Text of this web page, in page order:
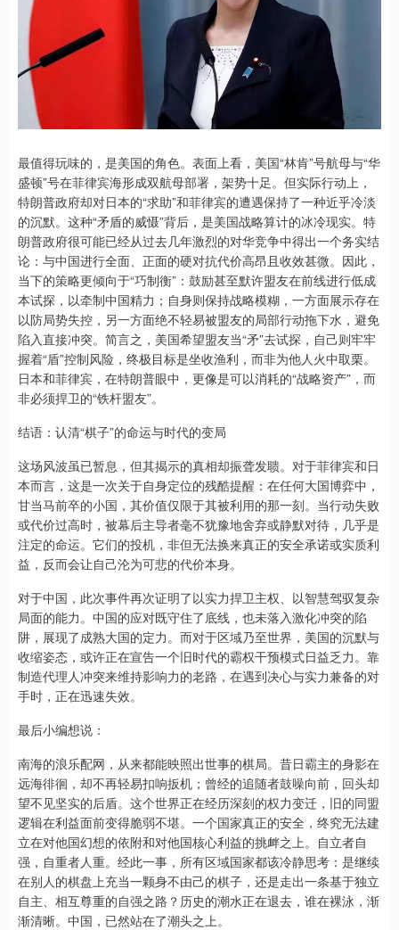
最值得玩味的，是美国的角色。表面上看，美国“林肯”号航母与“华
盛顿”号在菲律宾海形成双航母部署，架势十足。但实际行动上，
特朗普政府却对日本的“求助”和菲律宾的遭遇保持了一种近乎冷淡
的沉默。这种“矛盾的威慑”背后，是美国战略算计的冰冷现实。特
朗普政府很可能已经从过去几年激烈的对华竞争中得出一个务实结
论：与中国进行全面、正面的硬对抗代价高昂且收效甚微。因此，
当下的策略更倾向于“巧制衡”：鼓励甚至默许盟友在前线进行低成
本试探，以牵制中国精力；自身则保持战略模糊，一方面展示存在
以防局势失控，另一方面绝不轻易被盟友的局部行动拖下水，避免
陷入直接冲突。简言之，美国希望盟友当“矛”去试探，自己则牢牢
握着“盾”控制风险，终极目标是坐收渔利，而非为他人火中取栗。
日本和菲律宾，在特朗普眼中，更像是可以消耗的“战略资产”，而
非必须捍卫的“铁杆盟友”。
结语：认清“棋子”的命运与时代的变局
这场风波虽已暂息，但其揭示的真相却振聋发聩。对于菲律宾和日
本而言，这是一次关于自身定位的残酷提醒：在任何大国博弈中，
甘当马前卒的小国，其价值仅限于其被利用的那一刻。当行动失败
或代价过高时，被幕后主导者毫不犹豫地舍弃或静默对待，几乎是
注定的命运。它们的投机，非但无法换来真正的安全承诺或实质利
益，反而会让自己沦为可悲的代价本身。
对于中国，此次事件再次证明了以实力捍卫主权、以智慧驾驭复杂
局面的能力。中国的应对既守住了底线，也未落入激化冲突的陷
阱，展现了成熟大国的定力。而对于区域乃至世界，美国的沉默与
收缩姿态，或许正在宣告一个旧时代的霸权干预模式日益乏力。靠
制造代理人冲突来维持影响力的老路，在遇到决心与实力兼备的对
手时，正在迅速失效。
最后小编想说：
南海的浪乐配网，从来都能映照出世事的棋局。昔日霸主的身影在
远海徘徊，却不再轻易扣响扳机；曾经的追随者鼓噪向前，回头却
望不见坚实的后盾。这个世界正在经历深刻的权力变迁，旧的同盟
逻辑在利益面前变得脆弱不堪。一个国家真正的安全，终究无法建
立在对他国幻想的依附和对他国核心利益的挑衅之上。自立者自
强，自重者人重。经此一事，所有区域国家都该冷静思考：是继续
在别人的棋盘上充当一颗身不由己的棋子，还是走出一条基于独立
自主、相互尊重的自强之路？历史的潮水正在退去，谁在裸泳，渐
渐清晰。中国，已然站在了潮头之上。